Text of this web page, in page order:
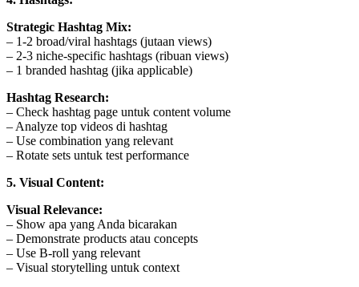
Strategic Hashtag Mix:
– 1-2 broad/viral hashtags (jutaan views)
– 2-3 niche-specific hashtags (ribuan views)
– 1 branded hashtag (jika applicable)
Hashtag Research:
– Check hashtag page untuk content volume
– Analyze top videos di hashtag
– Use combination yang relevant
– Rotate sets untuk test performance
5. Visual Content:
Visual Relevance:
– Show apa yang Anda bicarakan
– Demonstrate products atau concepts
– Use B-roll yang relevant
– Visual storytelling untuk context